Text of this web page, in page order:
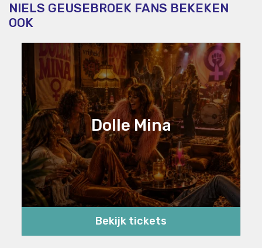
NIELS GEUSEBROEK FANS BEKEKEN
OOK
Dolle Mina
Bekijk tickets